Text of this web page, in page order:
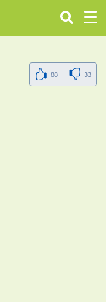
88 33